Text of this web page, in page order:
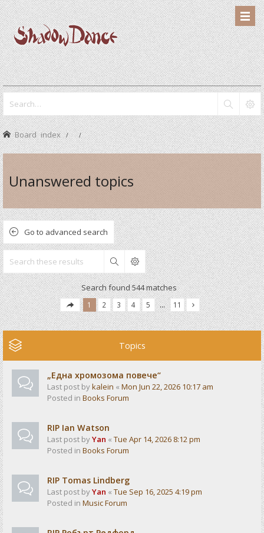
Board index
Unanswered topics
Go to advanced search
Search
Search found 544 matches
1 2 3 4 5 … 11
Topics
„Една хромозома повече“
Last post bykalein « Mon Jun 22, 2026 10:17 am
Posted in Books Forum
RIP Ian Watson
Last post byYan « Tue Apr 14, 2026 8:12 pm
Posted in Books Forum
RIP Tomas Lindberg
Last post byYan « Tue Sep 16, 2025 4:19 pm
Posted in Music Forum